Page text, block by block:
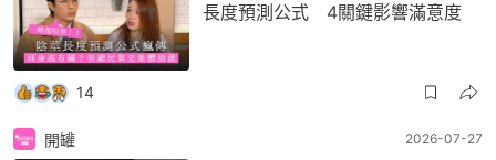
長度預測公式 4關鍵影響滿意度
14
開罐 2026-07-27